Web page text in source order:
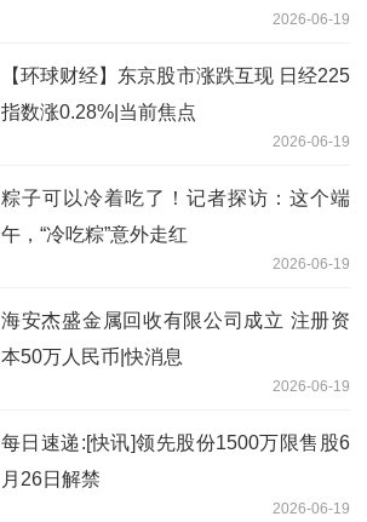
2026-06-19
【环球财经】东京股市涨跌互现 日经225
指数涨0.28%|当前焦点
2026-06-19
粽子可以冷着吃了！记者探访：这个端
午，“冷吃粽”意外走红
2026-06-19
海安杰盛金属回收有限公司成立 注册资
本50万人民币|快消息
2026-06-19
每日速递:[快讯]领先股份1500万限售股6
月26日解禁
2026-06-19